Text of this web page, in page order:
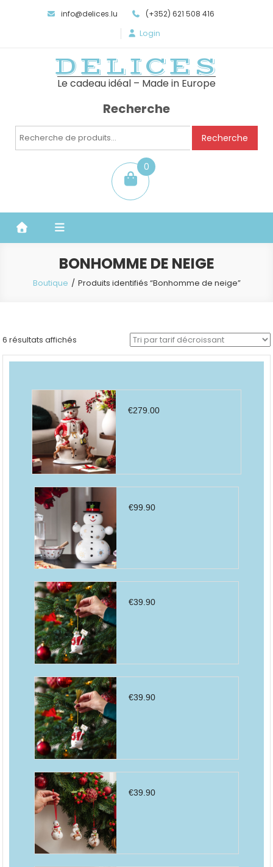
info@delices.lu (+352) 621 508 416
Login
DELICES
Le cadeau idéal – Made in Europe
Recherche
Recherche
Recherche
0
item
BONHOMME DE NEIGE
Boutique Produits identifiés “Bonhomme de neige”
6 résultats affichés
par
€279.00
€99.90
€39.90
€39.90
€39.90